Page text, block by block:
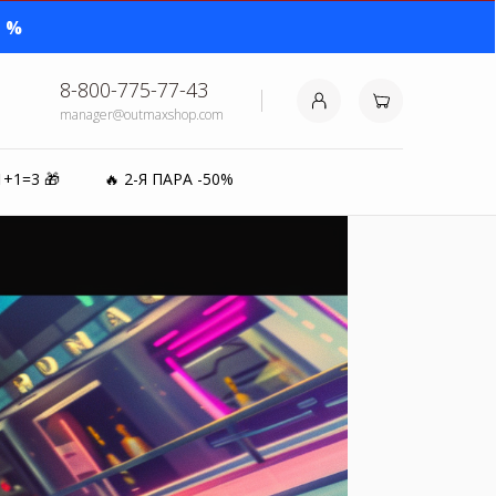
РАЗМЕР
8-800-775-77-43
manager@outmaxshop.com
🎁 🔥 2-Я ПАРА -50%